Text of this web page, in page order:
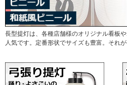
長型提灯は、各種店舗様のオリジナル看板
人気です。定番形状でサイズも豊富。それが